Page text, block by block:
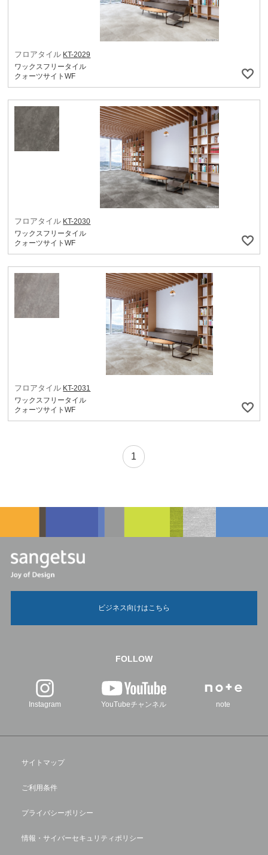
フロアタイル KT-2029
ワックスフリータイル
クォーツサイトWF
フロアタイル KT-2030
ワックスフリータイル
クォーツサイトWF
フロアタイル KT-2031
ワックスフリータイル
クォーツサイトWF
1
ビジネス向けはこちら
FOLLOW
Instagram YouTubeチャンネル note
サイトマップ
ご利用条件
プライバシーポリシー
情報・サイバーセキュリティポリシー